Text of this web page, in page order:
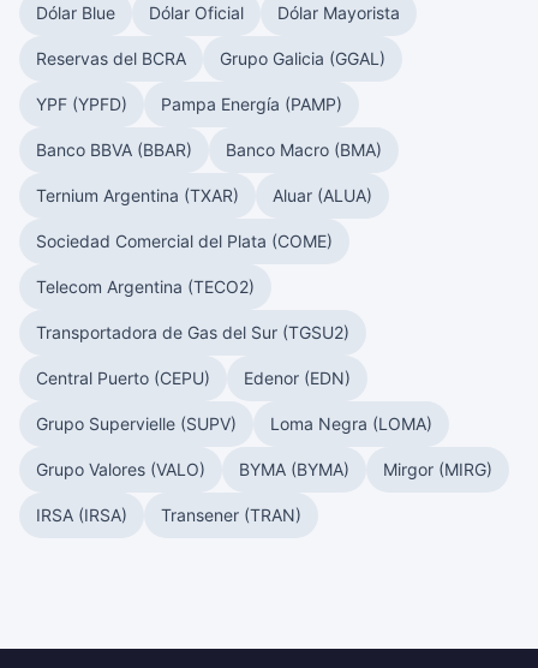
Dólar Blue Dólar Oficial Dólar Mayorista
Reservas del BCRA Grupo Galicia (GGAL)
YPF (YPFD) Pampa Energía (PAMP)
Banco BBVA (BBAR) Banco Macro (BMA)
Ternium Argentina (TXAR) Aluar (ALUA)
Sociedad Comercial del Plata (COME)
Telecom Argentina (TECO2)
Transportadora de Gas del Sur (TGSU2)
Central Puerto (CEPU) Edenor (EDN)
Grupo Supervielle (SUPV) Loma Negra (LOMA)
Grupo Valores (VALO) BYMA (BYMA) Mirgor (MIRG)
IRSA (IRSA) Transener (TRAN)